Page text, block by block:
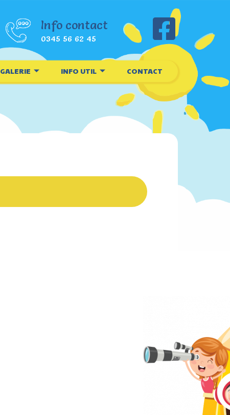
Info contact
0345 56 62 45
GALERIE INFO UTIL CONTACT